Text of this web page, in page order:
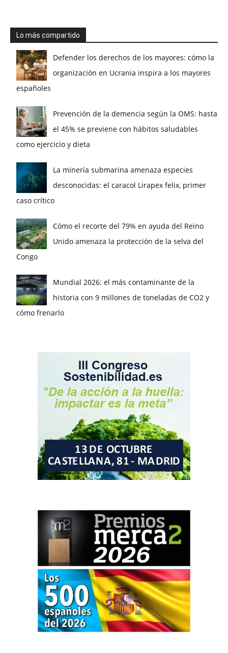
Lo más compartido
Defender los derechos de los mayores: cómo la
organización en Ucrania inspira a los mayores
españoles
Prevención de la demencia según la OMS: hasta
el 45% se previene con hábitos saludables
como ejercicio y dieta
La minería submarina amenaza especies
desconocidas: el caracol Lirapex felix, primer
caso crítico
Cómo el recorte del 79% en ayuda del Reino
Unido amenaza la protección de la selva del
Congo
Mundial 2026: el más contaminante de la
historia con 9 millones de toneladas de CO2 y
cómo frenarlo